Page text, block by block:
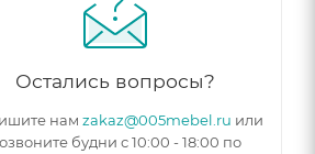
Остались вопросы?
нам zakaz@005mebel.ru или
будни с 10:00 - 18:00 по